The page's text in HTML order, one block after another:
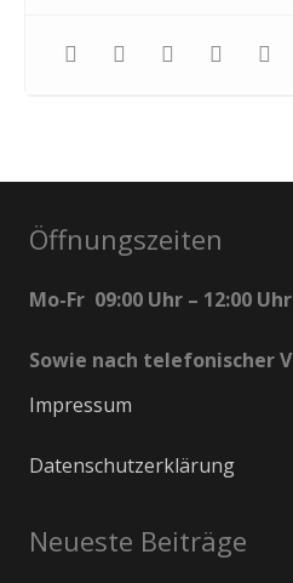
Öffnungszeiten
Mo-Fr 09:00 Uhr – 12:00 Uhr
Sowie nach telefonischer
Impressum
Datenschutzerklärung
Neueste Beiträge